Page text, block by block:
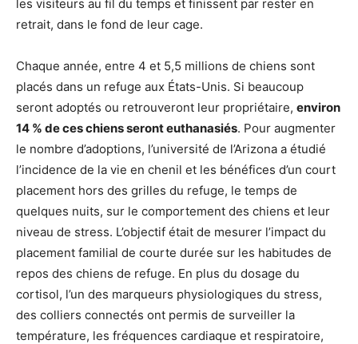
les visiteurs au fil du temps et finissent par rester en
retrait, dans le fond de leur cage.
Chaque année, entre 4 et 5,5 millions de chiens sont
placés dans un refuge aux États-Unis. Si beaucoup
seront adoptés ou retrouveront leur propriétaire, environ
14 % de ces chiens seront euthanasiés. Pour augmenter
le nombre d’adoptions, l’université de l’Arizona a étudié
l’incidence de la vie en chenil et les bénéfices d’un court
placement hors des grilles du refuge, le temps de
quelques nuits, sur le comportement des chiens et leur
niveau de stress. L’objectif était de mesurer l’impact du
placement familial de courte durée sur les habitudes de
repos des chiens de refuge. En plus du dosage du
cortisol, l’un des marqueurs physiologiques du stress,
des colliers connectés ont permis de surveiller la
température, les fréquences cardiaque et respiratoire,